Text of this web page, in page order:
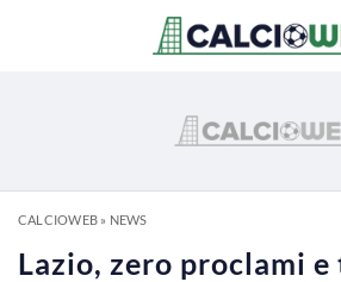
CALCIOWEB» NEWS
Lazio, zero proclami e